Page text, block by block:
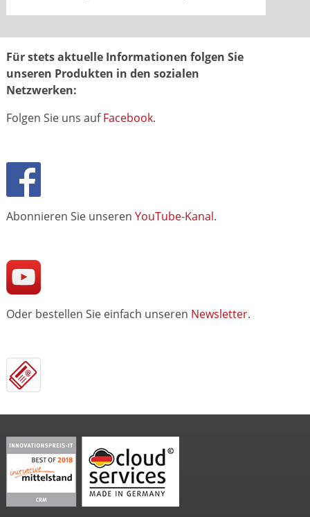
Für stets aktuelle Informationen folgen Sie
unseren Produkten in den sozialen
Netzwerken:
Folgen Sie uns aufFacebook.
Abonnieren Sie unseren YouTube-Kanal.
Oder bestellen Sie einfach unseren Newsletter.